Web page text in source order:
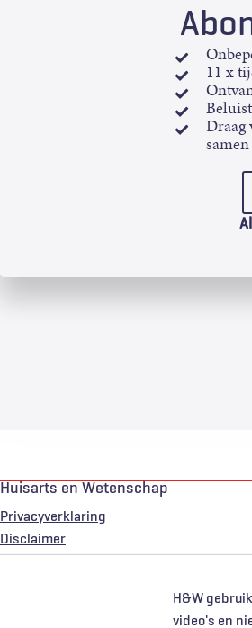
H&W
video's en
11 x
Draag
Huisarts en Wetenschap
Privacyverklaring
Voet
Disclaimer